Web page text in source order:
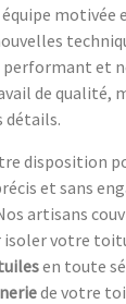
motivée
et
de qualité,
détails.
disposition
et sans
artisans
votre
en toute
de votre